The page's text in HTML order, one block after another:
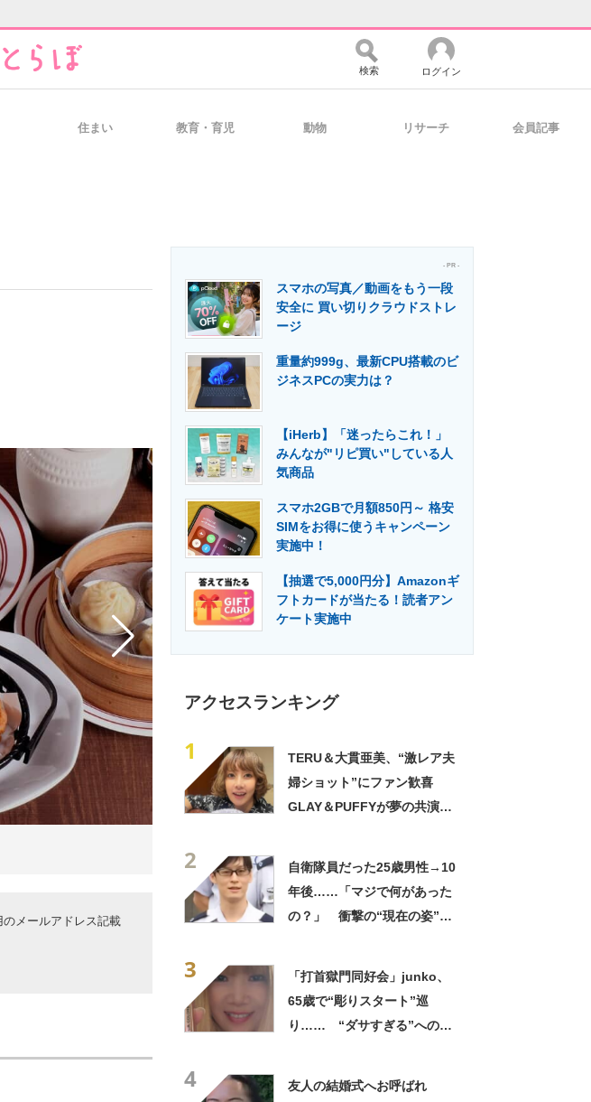
経営リーダーのコミュニティ マーケ×ITの今がよく分かる
製造業のIT導入・活用を支援
検索 ログイン
住まい 教育・育児 動物 リサーチ 会員記事
メールアドレス記載
- PR -
スマホの写真／動画をもう一段
安全に 買い切りクラウドストレ
ージ
重量約999g、最新CPU搭載のビ
ジネスPCの実力は？
【iHerb】「迷ったらこれ！」
みんなが"リピ買い"している人
気商品
スマホ2GBで月額850円～ 格安
SIMをお得に使うキャンペーン
実施中！
【抽選で5,000円分】Amazonギ
フトカードが当たる！読者アン
ケート実施中
アクセスランキング
1
TERU＆大貫亜美、“激レア夫
婦ショット”にファン歓喜
GLAY＆PUFFYが夢の共演
2
自衛隊員だった25歳男性→10
年後……「マジで何があった
の？」 衝撃の“現在の姿”が
3
「打首獄門同好会」junko、
65歳で“彫りスタート”巡
り…… “ダサすぎる”への持
4
友人の結婚式へお呼ばれ